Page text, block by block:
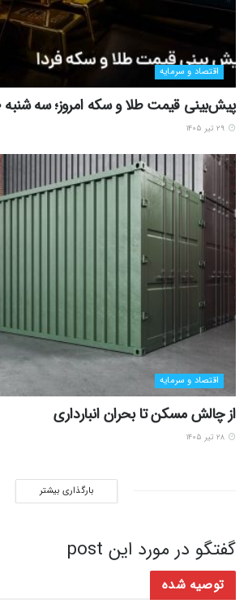
اقتصاد و سرمایه
پیش‌بینی قیمت طلا و سکه امروز؛ سه شنبه 30 تیر 1405
اقتصاد و سرمایه
از چالش مسکن تا بحران انبارداری
بارگذاری بیشتر
گفتگو در مورد این post
توصیه شده